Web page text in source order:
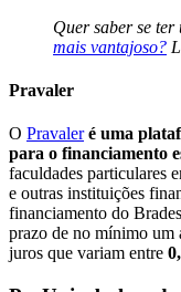
Quer saber se ter
mais vantajoso?
Pravaler
O Pravaler é uma
para o financiamento
faculdades particulares
e outras instituições
financiamento do
prazo de no mínimo um
juros que variam entre